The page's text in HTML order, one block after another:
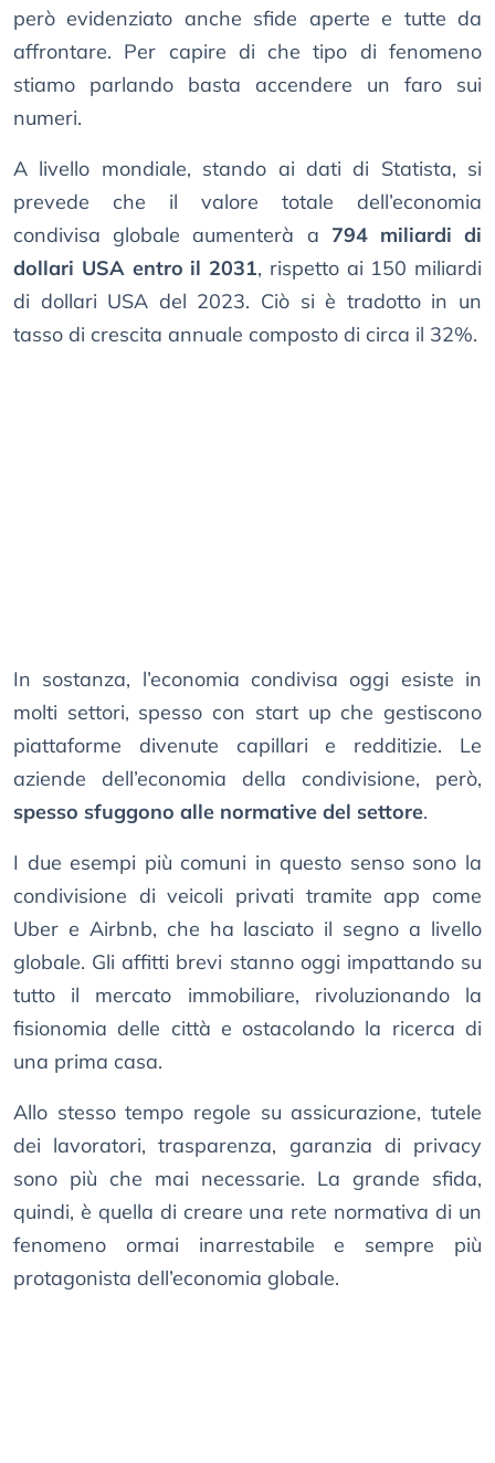
però evidenziato anche sfide aperte e tutte da
affrontare. Per capire di che tipo di fenomeno
stiamo parlando basta accendere un faro sui
numeri.
A livello mondiale, stando ai dati di Statista, si
prevede che il valore totale dell’economia
condivisa globale aumenterà a 794 miliardi di
dollari USA entro il 2031, rispetto ai 150 miliardi
di dollari USA del 2023. Ciò si è tradotto in un
tasso di crescita annuale composto di circa il 32%.
In sostanza, l’economia condivisa oggi esiste in
molti settori, spesso con start up che gestiscono
piattaforme divenute capillari e redditizie. Le
aziende dell’economia della condivisione, però,
spesso sfuggono alle normative del settore.
I due esempi più comuni in questo senso sono la
condivisione di veicoli privati ​​tramite app come
Uber e Airbnb, che ha lasciato il segno a livello
globale. Gli affitti brevi stanno oggi impattando su
tutto il mercato immobiliare, rivoluzionando la
fisionomia delle città e ostacolando la ricerca di
una prima casa.
Allo stesso tempo regole su assicurazione, tutele
dei lavoratori, trasparenza, garanzia di privacy
sono più che mai necessarie. La grande sfida,
quindi, è quella di creare una rete normativa di un
fenomeno ormai inarrestabile e sempre più
protagonista dell’economia globale.